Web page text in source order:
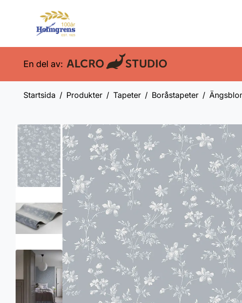
En del av:
Startsida Produkter Tapeter Boråstapeter